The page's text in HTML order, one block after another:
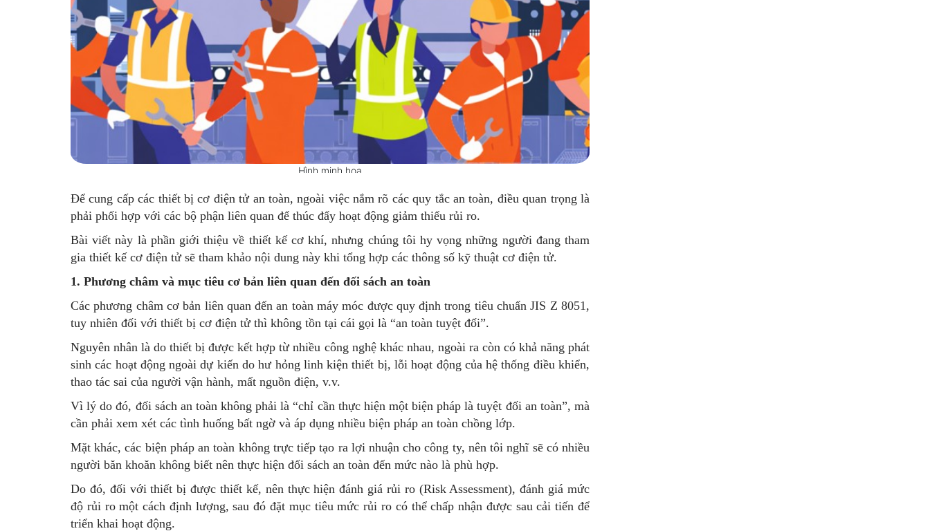
Hình minh họa
Để cung cấp các thiết bị cơ điện tử an toàn, ngoài việc nắm rõ các quy tắc an toàn, điều quan trọng là
phải phối hợp với các bộ phận liên quan để thúc đẩy hoạt động giảm thiểu rủi ro.
Bài viết này là phần giới thiệu về thiết kế cơ khí, nhưng chúng tôi hy vọng những người đang tham
gia thiết kế cơ điện tử sẽ tham khảo nội dung này khi tổng hợp các thông số kỹ thuật cơ điện tử.
1. Phương châm và mục tiêu cơ bản liên quan đến đối sách an toàn
Các phương châm cơ bản liên quan đến an toàn máy móc được quy định trong tiêu chuẩn JIS Z 8051,
tuy nhiên đối với thiết bị cơ điện tử thì không tồn tại cái gọi là “an toàn tuyệt đối”.
Nguyên nhân là do thiết bị được kết hợp từ nhiều công nghệ khác nhau, ngoài ra còn có khả năng phát
sinh các hoạt động ngoài dự kiến do hư hỏng linh kiện thiết bị, lỗi hoạt động của hệ thống điều khiển,
thao tác sai của người vận hành, mất nguồn điện, v.v.
Vì lý do đó, đối sách an toàn không phải là “chỉ cần thực hiện một biện pháp là tuyệt đối an toàn”, mà
cần phải xem xét các tình huống bất ngờ và áp dụng nhiều biện pháp an toàn chồng lớp.
Mặt khác, các biện pháp an toàn không trực tiếp tạo ra lợi nhuận cho công ty, nên tôi nghĩ sẽ có nhiều
người băn khoăn không biết nên thực hiện đối sách an toàn đến mức nào là phù hợp.
Do đó, đối với thiết bị được thiết kế, nên thực hiện đánh giá rủi ro (Risk Assessment), đánh giá mức
độ rủi ro một cách định lượng, sau đó đặt mục tiêu mức rủi ro có thể chấp nhận được sau cải tiến để
triển khai hoạt động.